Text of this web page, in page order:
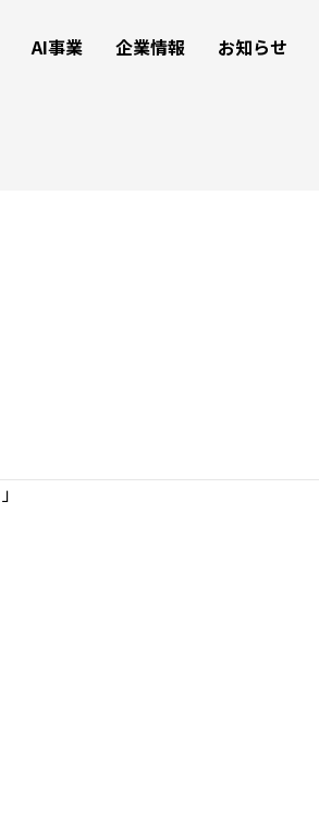
AI事業 企業情報 お知らせ